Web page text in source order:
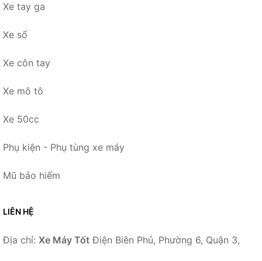
Xe tay ga
Xe số
Xe côn tay
Xe mô tô
Xe 50cc
Phụ kiện - Phụ tùng xe máy
Mũ bảo hiểm
LIÊN HỆ
Địa chỉ: Xe Máy Tốt Điện Biên Phủ, Phường 6, Quận 3,